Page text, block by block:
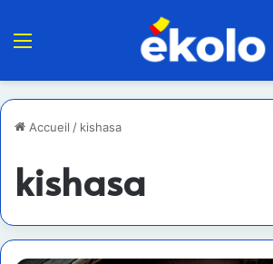
Menu
Accueil / kishasa
kishasa